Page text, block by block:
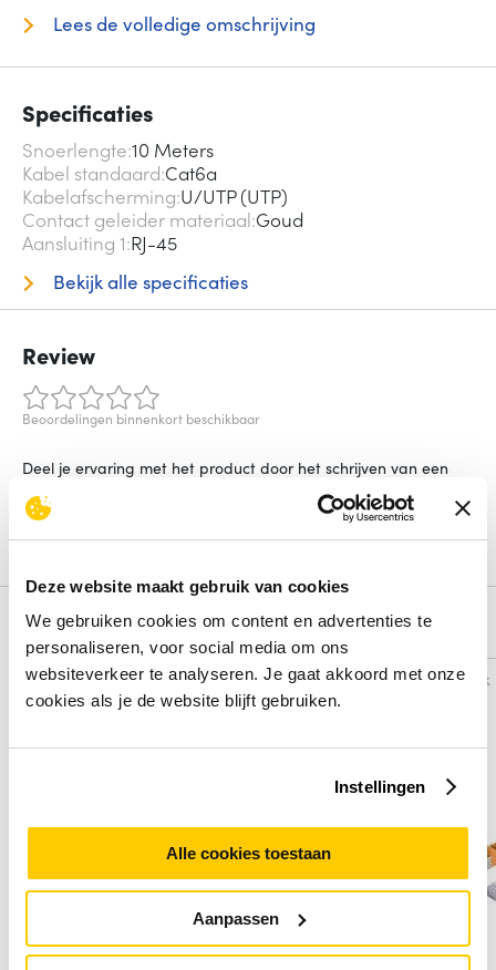
Deze website maakt gebruik van cookies
We gebruiken cookies om content en advertenties te
personaliseren, voor social media om ons
websiteverkeer te analyseren. Je gaat akkoord met onze
cookies als je de website blijft gebruiken.
Instellingen
Alle cookies toestaan
Aanpassen
Lees de volledige omschrijving
Specificaties
Snoerlengte 10 Meters
Kabel standaard Cat6a
Kabelafscherming U/UTP (UTP)
Contact geleider materiaal Goud
Aansluiting 1 RJ-45
Bekijk alle specificaties
Review
Beoordelingen binnenkort beschikbaar
Deel je ervaring met het product door het schrijven van een
Alternatieven
Vergelijk Vergelijk